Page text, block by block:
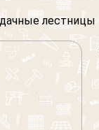
лестницы